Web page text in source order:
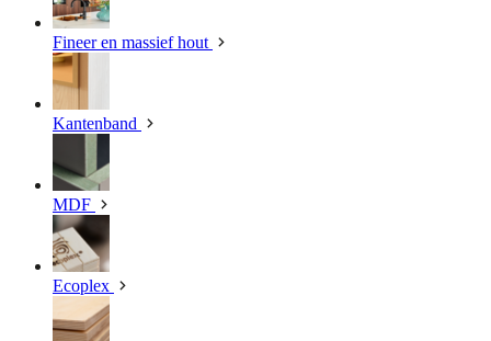
Fineer en massief hout
Kantenband
MDF
Ecoplex